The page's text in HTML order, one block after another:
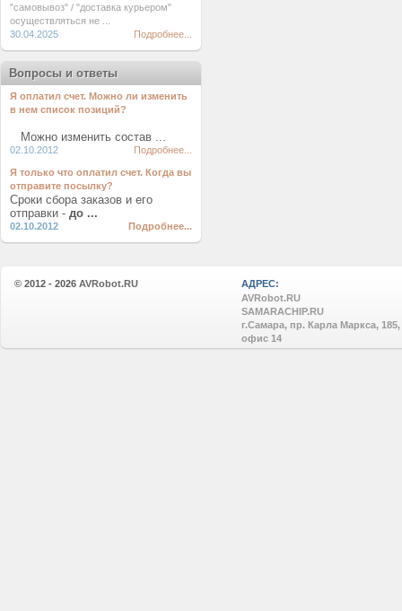
"самовывоз" / "доставка курьером"
осуществляться не ...
30.04.2025
Подробнее...
Вопросы и ответы
Я оплатил счет. Можно ли изменить
в нем список позиций?
Можно изменить состав ...
02.10.2012 Подробнее...
Я только что оплатил счет. Когда вы
отправите посылку?
Сроки сбора заказов и его
отправки - до ...
02.10.2012 Подробнее...
© 2012 - 2026 AVRobot.RU
АДРЕС:
AVRobot.RU
SAMARACHIP.RU
г.Самара, пр. Карла Маркса, 185,
офис 14